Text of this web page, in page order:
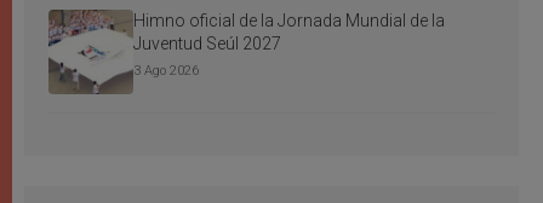
Himno oficial de la Jornada Mundial de la
Juventud Seúl 2027
3 Ago 2026